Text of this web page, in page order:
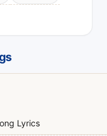
Lyrics